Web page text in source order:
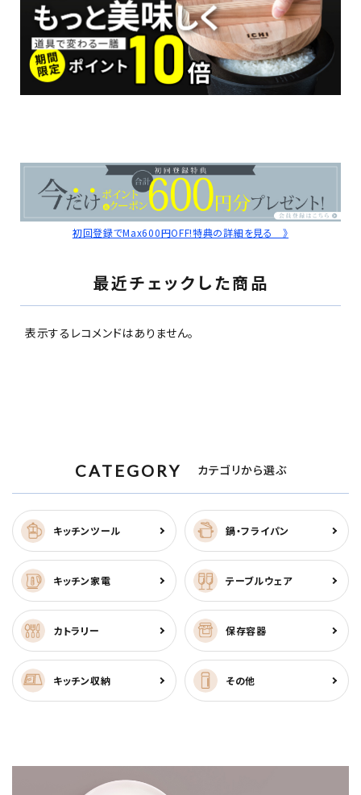
初回登録でMax600円OFF!特典の詳細を見る 》
最近チェックした商品
表示するレコメンドはありません。
CATEGORY カテゴリから選ぶ
キッチンツール 鍋・フライパン
キッチン家電 テーブルウェア
カトラリー 保存容器
キッチン収納 その他